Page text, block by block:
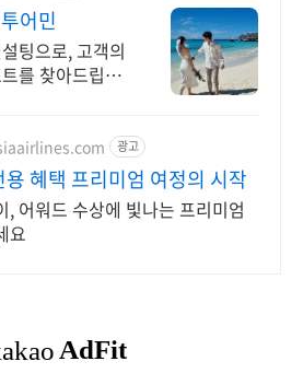
어민
팅으로, 고객의
를 찾아드립니
광고
혜택 프리미엄 여정의 시작
, 어워드 수상에 빛나는 프리미엄
요